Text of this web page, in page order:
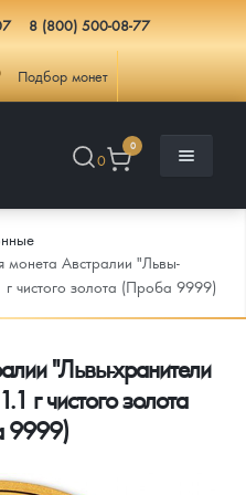
8 (800) 500-08-77
Подбор монет
0
0
монета Австралии "Львы-
чистого золота (Проба 9999)
"Львы-хранители
г чистого золота
9999)